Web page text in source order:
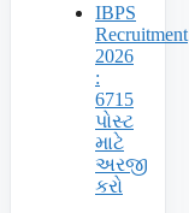
IBPS
Recruitment
2026
:
6715
પોસ્ટ
માટે
અરજી
કરો